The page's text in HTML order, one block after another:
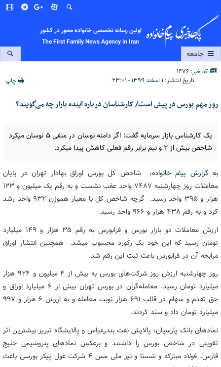
اولین رسانه تخصصی خانواده محور در کشور
The First Family News Agency in Iran
جامعه
کد خبر: 1476
تاریخ انتشار: ۱ اسفند ۱۳۹۹ - ۲۳:۰۱ چاپ
روز مهم بورس در پیش است/ کارشناسان درباره آینده بازار چه می‌گویند؟
یک کارشناس بازار سرمایه گفت: اگر دامنه نوسان در منفی ۵ نوسان میکرد
شاخص بیش از ۲ و نیم برابر رقم فعلی کاهش پیدا میکرد.
به گزارش پیام خانواده، شاخص کل بورس اوراق بهادار تهران در پایان
معاملات روز چهارشنبه ۷۴۸۷ واحد عقب نشست و به رقم یک میلیون و ۱۲۳
هزار و ۳۹۵ واحد رسید. گرچه شاخص کل با معیار هموزن ۹۳۲ واحد رشد
کرد و به رقم ۴۳۸ هزار و ۹۶۶ واحد رسید.
ارزش معاملات دو بازار بورس و فرابورس به رقم ۳۵ هزار و ۱۴۹ میلیارد
تومان رسید که این خود یک رکورد محسوب میشد. همچنین انتشار اوراق
مرابحه آن در فرابورس باعث ثبت این رقم شد.
روز چهارشنبه ارزش روز شرکت‌های بورس به بیش از ۴ میلیون و ۹۲۴ هزار
میلیارد تومان رسید. معامله‌گران در بورس تهران بیش از ۶ میلیارد اوراق و
حق تقدم و سهام در قالب ۶۹۱ هزار نوبت معامله و به ارزش ۶ هزار و ۹۹۷
میلیارد تومان داد و ستد کردند.
نمادهای بانک پارسیان، پالایش نفت بندرعباس و پالایشگاه تبریز بیشترین اثر
تقویتی در شاخص بورس را داشتند و برعکس نمادهای پتروشیمی خلیج
فارس، فولاد مبارکه و شستا و نیز ملی مس ۴ شرکت غول پیکر بورسی باعث